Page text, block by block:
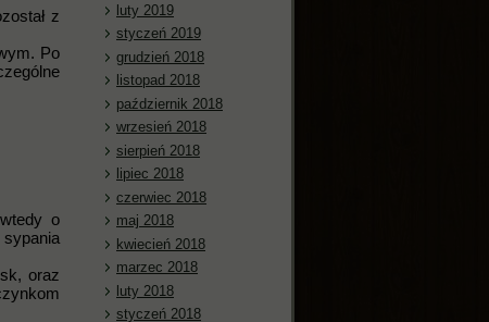
z
Po
o
oraz
luty 2019
styczeń 2019
grudzień 2018
listopad 2018
październik 2018
wrzesień 2018
sierpień 2018
lipiec 2018
czerwiec 2018
maj 2018
kwiecień 2018
marzec 2018
luty 2018
styczeń 2018